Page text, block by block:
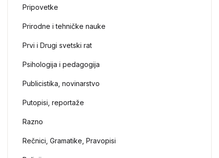
Pripovetke
Prirodne i tehničke nauke
Prvi i Drugi svetski rat
Psihologija i pedagogija
Publicistika, novinarstvo
Putopisi, reportaže
Razno
Rečnici, Gramatike, Pravopisi